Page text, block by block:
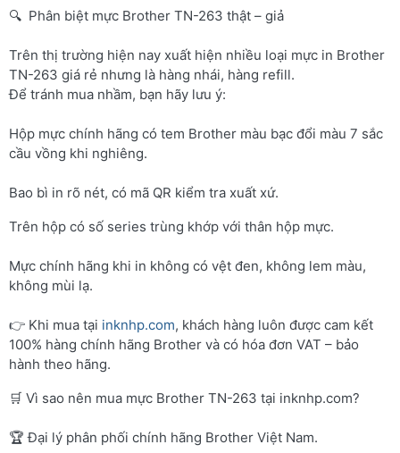
🔍 Phân biệt mực Brother TN-263 thật – giả
Trên thị trường hiện nay xuất hiện nhiều loại mực in Brother
TN-263 giá rẻ nhưng là hàng nhái, hàng refill.
Để tránh mua nhầm, bạn hãy lưu ý:
Hộp mực chính hãng có tem Brother màu bạc đổi màu 7 sắc
cầu vồng khi nghiêng.
Bao bì in rõ nét, có mã QR kiểm tra xuất xứ.
Trên hộp có số series trùng khớp với thân hộp mực.
Mực chính hãng khi in không có vệt đen, không lem màu,
không mùi lạ.
👉 Khi mua tại inknhp.com, khách hàng luôn được cam kết
100% hàng chính hãng Brother và có hóa đơn VAT – bảo
hành theo hãng.
🛒 Vì sao nên mua mực Brother TN-263 tại inknhp.com?
🏆 Đại lý phân phối chính hãng Brother Việt Nam.